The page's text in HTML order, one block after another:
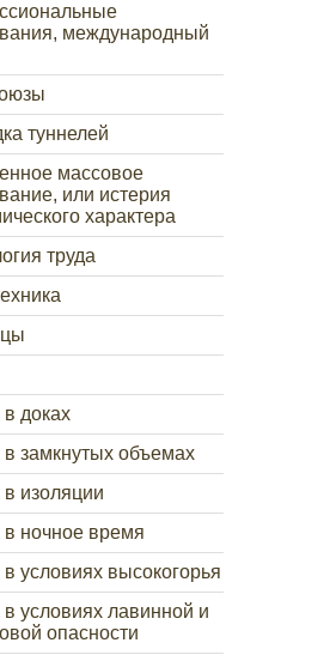
международный
туннелей
массовое
или истерия
характера
труда
в доках
в замкнутых объемах
в изоляции
в ночное время
в условиях высокогорья
в условиях лавинной и
опасности